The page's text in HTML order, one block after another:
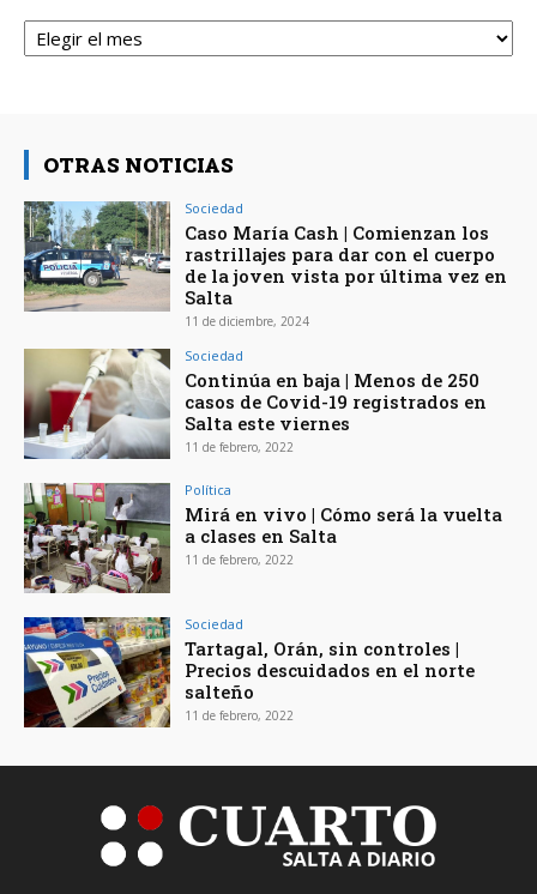
Archivos
OTRAS NOTICIAS
Sociedad
Caso María Cash | Comienzan los
rastrillajes para dar con el cuerpo
de la joven vista por última vez en
Salta
11 de diciembre, 2024
Sociedad
Continúa en baja | Menos de 250
casos de Covid-19 registrados en
Salta este viernes
11 de febrero, 2022
Política
Mirá en vivo | Cómo será la vuelta
a clases en Salta
11 de febrero, 2022
Sociedad
Tartagal, Orán, sin controles |
Precios descuidados en el norte
salteño
11 de febrero, 2022